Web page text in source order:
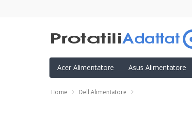
Acer Alimentatore Asus Alimentatore
Home Dell Alimentatore